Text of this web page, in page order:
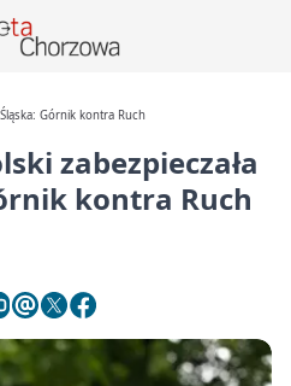
Górnik kontra Ruch
zabezpieczała
kontra Ruch